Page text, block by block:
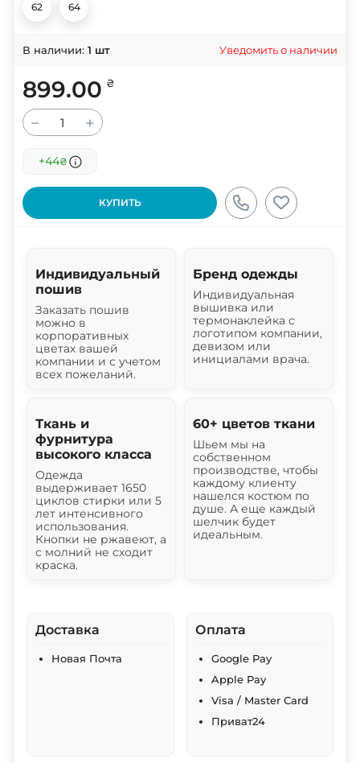
62 64
В наличии: 1 шт Уведомить о наличии
899.00 ₴
− +
+44₴
КУПИТЬ
Индивидуальный
пошив
Заказать пошив
можно в
корпоративных
цветах вашей
компании и с учетом
всех пожеланий.
Бренд одежды
Индивидуальная
вышивка или
термонаклейка с
логотипом компании,
девизом или
инициалами врача.
Ткань и
фурнитура
высокого класса
Одежда
выдерживает 1650
циклов стирки или 5
лет интенсивного
использования.
Кнопки не ржавеют, а
с молний не сходит
краска.
60+ цветов ткани
Шьем мы на
собственном
производстве, чтобы
каждому клиенту
нашелся костюм по
душе. А еще каждый
шелчик будет
идеальным.
Доставка
Новая Почта
Оплата
Google Pay
Apple Pay
Visa / Master Card
Приват24